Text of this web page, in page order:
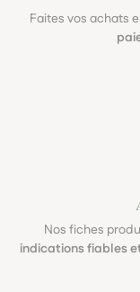
Faites vos achats
Nos fiches
indications fiables